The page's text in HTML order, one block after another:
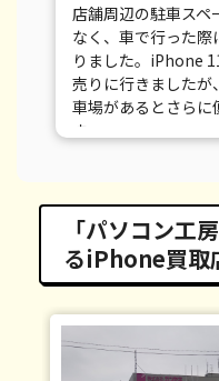
店舗周辺の駐車スペ
なく、車で行った際
りました。iPhone
売りに行きましたが
車場があるとさらに
す。
「パソコン工
るiPhone買取